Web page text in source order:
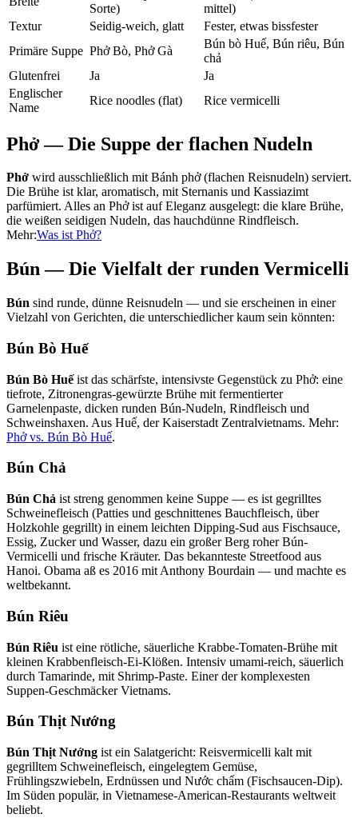
Sorte)
mittel)
Textur
Seidig-weich, glatt
Fester, etwas bissfester
Primäre Suppe Phở Bò, Phở Gà
Bún bò Huế, Bún riêu, Bún
chả
Glutenfrei
Ja
Ja
Englischer
Name
Rice noodles (flat) Rice vermicelli
Phở — Die Suppe der flachen Nudeln
Phở wird ausschließlich mit Bánh phở (flachen Reisnudeln) serviert.
Die Brühe ist klar, aromatisch, mit Sternanis und Kassiazimt
parfümiert. Alles an Phở ist auf Eleganz ausgelegt: die klare Brühe,
die weißen seidigen Nudeln, das hauchdünne Rindfleisch.
Mehr:Was ist Phở?
Bún — Die Vielfalt der runden Vermicelli
Bún sind runde, dünne Reisnudeln — und sie erscheinen in einer
Vielzahl von Gerichten, die unterschiedlicher kaum sein könnten:
Bún Bò Huế
Bún Bò Huếist das schärfste, intensivste Gegenstück zu Phở: eine
tiefrote, Zitronengras-gewürzte Brühe mit fermentierter
Garnelenpaste, dicken runden Bún-Nudeln, Rindfleisch und
Schweinshaxen. Aus Huế, der Kaiserstadt Zentralvietnams. Mehr:
Phở vs. Bún Bò Huế.
Bún Chả
Bún Chả ist streng genommen keine Suppe — es ist gegrilltes
Schweinefleisch (Patties und geschnittenes Bauchfleisch, über
Holzkohle gegrillt) in einem leichten Dipping-Sud aus Fischsauce,
Essig, Zucker und Wasser, dazu ein großer Berg roher Bún-
Vermicelli und frische Kräuter. Das bekannteste Streetfood aus
Hanoi. Obama aß es 2016 mit Anthony Bourdain — und machte es
weltbekannt.
Bún Riêu
Bún Riêu ist eine rötliche, säuerliche Krabbe-Tomaten-Brühe mit
kleinen Krabbenfleisch-Ei-Klößen. Intensiv umami-reich, säuerlich
durch Tamarinde, mit Shrimp-Paste. Einer der komplexesten
Suppen-Geschmäcker Vietnams.
Bún Thịt Nướng
Bún Thịt Nướng ist ein Salatgericht: Reisvermicelli kalt mit
gegrilltem Schweinefleisch, eingelegtem Gemüse,
Frühlingszwiebeln, Erdnüssen und Nước chấm (Fischsaucen-Dip).
Im Süden populär, in Vietnamese-American-Restaurants weltweit
beliebt.